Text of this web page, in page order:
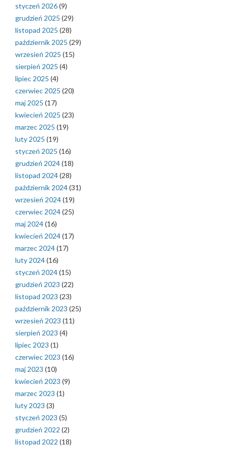
styczeń 2026(9)
grudzień 2025 (29)
listopad 2025 (28)
październik 2025 (29)
wrzesień 2025 (15)
sierpień 2025 (4)
lipiec 2025 (4)
czerwiec 2025 (20)
maj 2025 (17)
kwiecień 2025 (23)
marzec 2025 (19)
luty 2025 (19)
styczeń 2025 (16)
grudzień 2024(18)
listopad 2024(28)
październik 2024(31)
wrzesień 2024(19)
czerwiec 2024(25)
maj 2024(16)
kwiecień 2024(17)
marzec 2024(17)
luty 2024(16)
styczeń 2024(15)
grudzień 2023 (22)
listopad 2023 (23)
październik 2023 (25)
wrzesień 2023 (11)
sierpień 2023 (4)
lipiec 2023 (1)
czerwiec 2023 (16)
maj 2023 (10)
kwiecień 2023 (9)
marzec 2023 (1)
luty 2023 (3)
styczeń 2023 (5)
grudzień 2022 (2)
listopad 2022 (18)